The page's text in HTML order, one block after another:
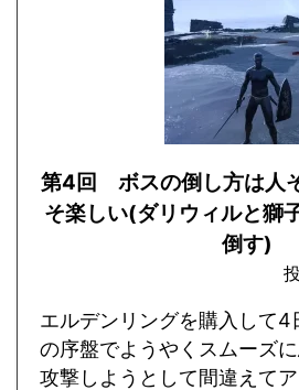
第4回 ボスの倒し方は人
そ楽しい(ダリウィルと獅
倒す)
エルデンリングを購入して4
の序盤でようやくスムーズに
攻撃しようとして間違えて